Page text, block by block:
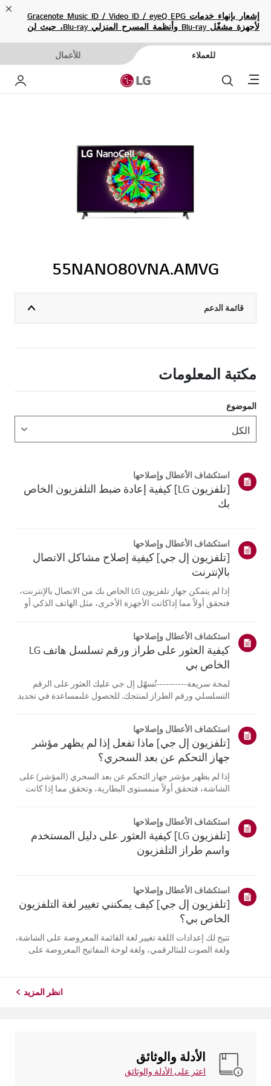
إشعار بإنهاء خدمات Gracenote Music ID / Video ID / eyeQ EPG
لأجهزة مشغّل Blu-ray وأنظمة المسرح المنزلي Blu-ray، حيث لن
للعملاء للأعمال
Menu بحث
55NANO80VNA.AMVG
قائمة الدعم
مكتبة المعلومات
الموضوع
استكشاف الأعطال وإصلاحها
[تلفزيون LG] كيفية إعادة ضبط التلفزيون الخاص
بك
استكشاف الأعطال وإصلاحها
[تلفزيون إل جي] كيفية إصلاح مشاكل الاتصال
بالإنترنت
إذا لم يتمكن جهاز تلفزيون LG الخاص بك من الاتصال بالإنترنت،
فتحقق أولاً مما إذاكانت الأجهزة الأخرى، مثل الهاتف الذكي أو
تكمن في جها...
استكشاف الأعطال وإصلاحها
كيفية العثور على طراز ورقم تسلسل هاتف LG
الخاص بي
لمحة سريعة----------تُسهّل إل جي عليك العثور على الرقم
التسلسلي ورقم الطراز لمنتجك. للحصول علىمساعدة في تحديد
تختلف الصور أو ا...
استكشاف الأعطال وإصلاحها
[تلفزيون إل جي] ماذا تفعل إذا لم يظهر مؤشر
جهاز التحكم عن بعد السحري؟
إذا لم يظهر مؤشر جهاز التحكم عن بعد السحري (المؤشر) على
الشاشة، فتحقق أولاً منمستوى البطارية، وتحقق مما إذا كانت
التلفزيون. أعد تسج...
استكشاف الأعطال وإصلاحها
[تلفزيون LG] كيفية العثور على دليل المستخدم
واسم طراز التلفزيون
استكشاف الأعطال وإصلاحها
[تلفزيون إل جي] كيف يمكنني تغيير لغة التلفزيون
الخاص بي؟
تتيح لك إعدادات اللغة تغيير لغة القائمة المعروضة على الشاشة،
ولغة الصوت للبثالرقمي، ولغة لوحة المفاتيح المعروضة على
انظر المزيد
الأدلة والوثائق
اعثر على الأدلة والوثائق